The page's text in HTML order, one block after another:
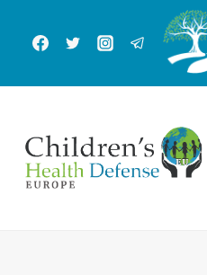
Contenido